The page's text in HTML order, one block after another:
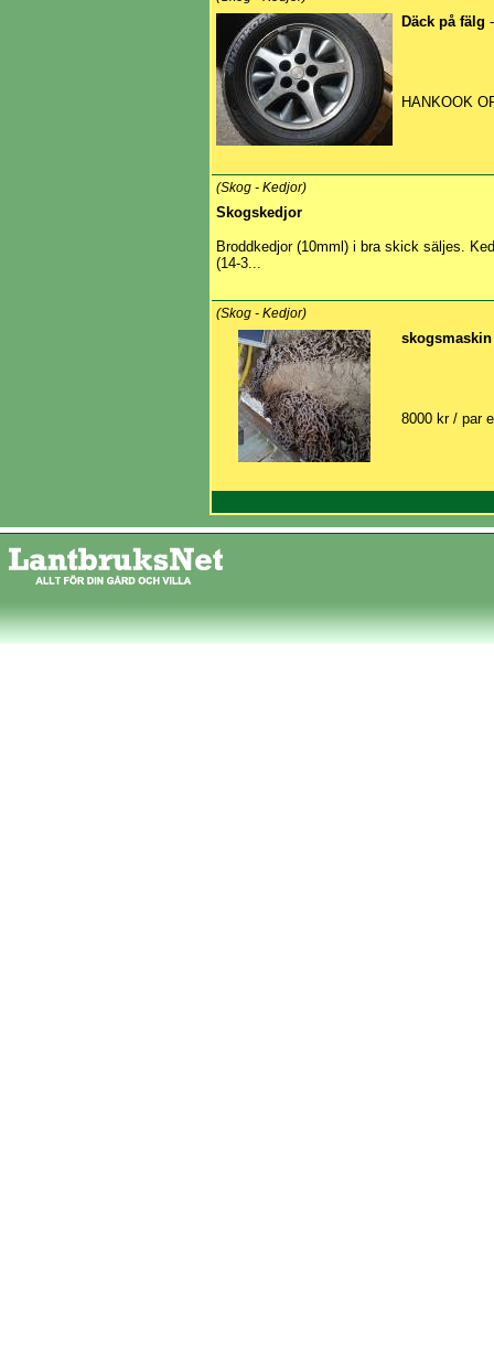
Däck på fälg
HANKOOK
(Skog - Kedjor)
Skogskedjor
Broddkedjor (10mml) i bra skick säljes.
(14-3...
(Skog - Kedjor)
8000 kr / par